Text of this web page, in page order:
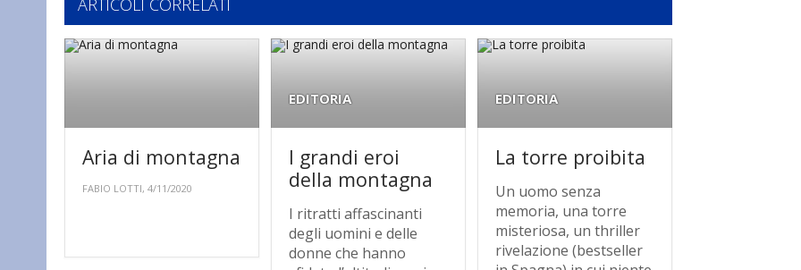
ARTICOLI CORRELATI
Aria di montagna
FABIO LOTTI, 4/11/2020
EDITORIA
I grandi eroi
della montagna
I ritratti affascinanti
degli uomini e delle
donne che hanno
EDITORIA
La torre proibita
Un uomo senza
memoria, una torre
misteriosa, un thriller
rivelazione (bestseller